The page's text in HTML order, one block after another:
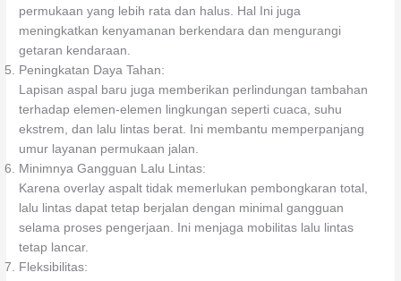
permukaan yang lebih rata dan halus. Hal Ini juga
meningkatkan kenyamanan berkendara dan mengurangi
getaran kendaraan.
Peningkatan Daya Tahan:
Lapisan aspal baru juga memberikan perlindungan tambahan
terhadap elemen-elemen lingkungan seperti cuaca, suhu
ekstrem, dan lalu lintas berat. Ini membantu memperpanjang
umur layanan permukaan jalan.
Minimnya Gangguan Lalu Lintas:
Karena overlay aspalt tidak memerlukan pembongkaran total,
lalu lintas dapat tetap berjalan dengan minimal gangguan
selama proses pengerjaan. Ini menjaga mobilitas lalu lintas
tetap lancar.
Fleksibilitas: